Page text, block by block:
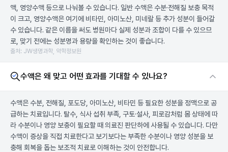
액, 영양수액 등으로 나눠볼 수 있습니다. 일반 수액은 수분·전해질 보충 목적
이 크고, 영양수액은 여기에 비타민, 아미노산, 미네랄 등 추가 성분이 들어갈
수 있습니다. 같은 이름을 써도 병원마다 실제 성분과 조합이 다를 수 있으므
로, 맞기 전에는 성분명과 용량을 확인하는 것이 좋습니다.
출처: JW생명과학, 약학정보원
수액은 왜 맞고 어떤 효과를 기대할 수 있나요?
수액은 수분, 전해질, 포도당, 아미노산, 비타민 등 필요한 성분을 정맥으로 공
급하는 치료입니다. 탈수, 식사 섭취 부족, 구토·설사, 피로감처럼 몸 상태에 따
라 수분이나 영양 보충이 필요할 때 의료진 판단하에 사용될 수 있습니다. 다만
수액이 증상을 직접 치료한다고 보기보다는 부족한 수분이나 영양 성분을 보
충해 회복을 돕는 보조적 치료로 이해하는 것이 안전합니다.